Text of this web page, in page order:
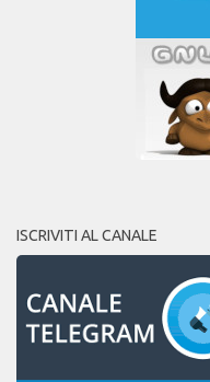
ISCRIVITI AL CANALE